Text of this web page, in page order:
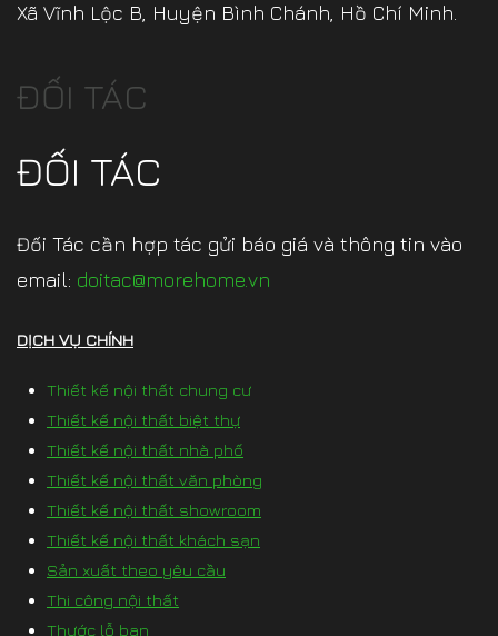
Xã Vĩnh Lộc B, Huyện Bình Chánh, Hồ Chí Minh.
ĐỐI TÁC
ĐỐI TÁC
Đối Tác cần hợp tác gửi báo giá và thông tin vào
email: doitac@morehome.vn
DỊCH VỤ CHÍNH
Thiết kế nội thất chung cư
Thiết kế nội thất biệt thự
Thiết kế nội thất nhà phố
Thiết kế nội thất văn phòng
Thiết kế nội thất showroom
Thiết kế nội thất khách sạn
Sản xuất theo yêu cầu
Thi công nội thất
Thước lỗ ban